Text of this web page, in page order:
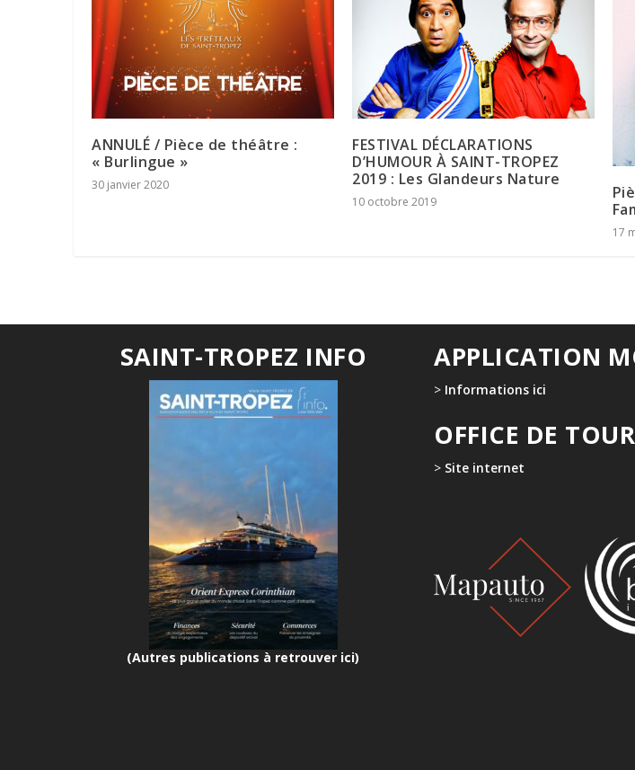
ANNULÉ / Pièce de théâtre :
« Burlingue »
30 janvier 2020
FESTIVAL DÉCLARATIONS
D’HUMOUR À SAINT-TROPEZ
2019 : Les Glandeurs Nature
10 octobre 2019
17
SAINT-TROPEZ INFO
(Autres publications à retrouver ici)
APPLICATION
> Informations ici
OFFICE DE
> Site internet